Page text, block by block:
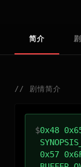
简介
// 剧情简介
$0x48
0x57